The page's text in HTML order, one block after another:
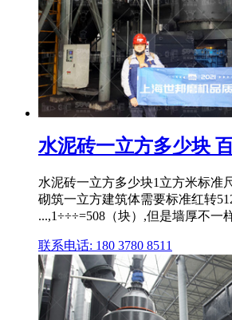
水泥砖一立方多少块
水泥砖一立方多少块1立方米标准
砌筑一立方建筑体需要标准红转
...,1÷÷÷=508（块）,但是墙厚不一
联系电话: 180 3780 8511